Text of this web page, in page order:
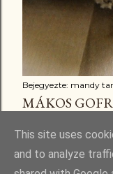
Bejegyezte: mandy
MÁKOS
This site uses
and to analyze